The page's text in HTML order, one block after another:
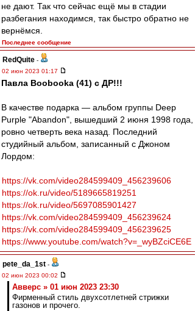
не дают. Так что сейчас ещё мы в стадии
разбегания находимся, так быстро обратно не
вернёмся.
Последнее сообщение
RedQuite -
02 июн 2023 01:17
Павла Boobooka (41) с ДР!!!
В качестве подарка — альбом группы Deep
Purple "Abandon", вышедший 2 июня 1998 года,
ровно четверть века назад. Последний
студийный альбом, записанный с Джоном
Лордом:
https://vk.com/video284599409_456239606
https://ok.ru/video/5189665819251
https://ok.ru/video/5697085901427
https://vk.com/video284599409_456239624
https://vk.com/video284599409_456239625
https://www.youtube.com/watch?v=_wyBZciCE6E
pete_da_1st -
02 июн 2023 00:02
Авверс » 01 июн 2023 23:30
Фирменный стиль двухсотлетней стрижки
газонов и прочего.